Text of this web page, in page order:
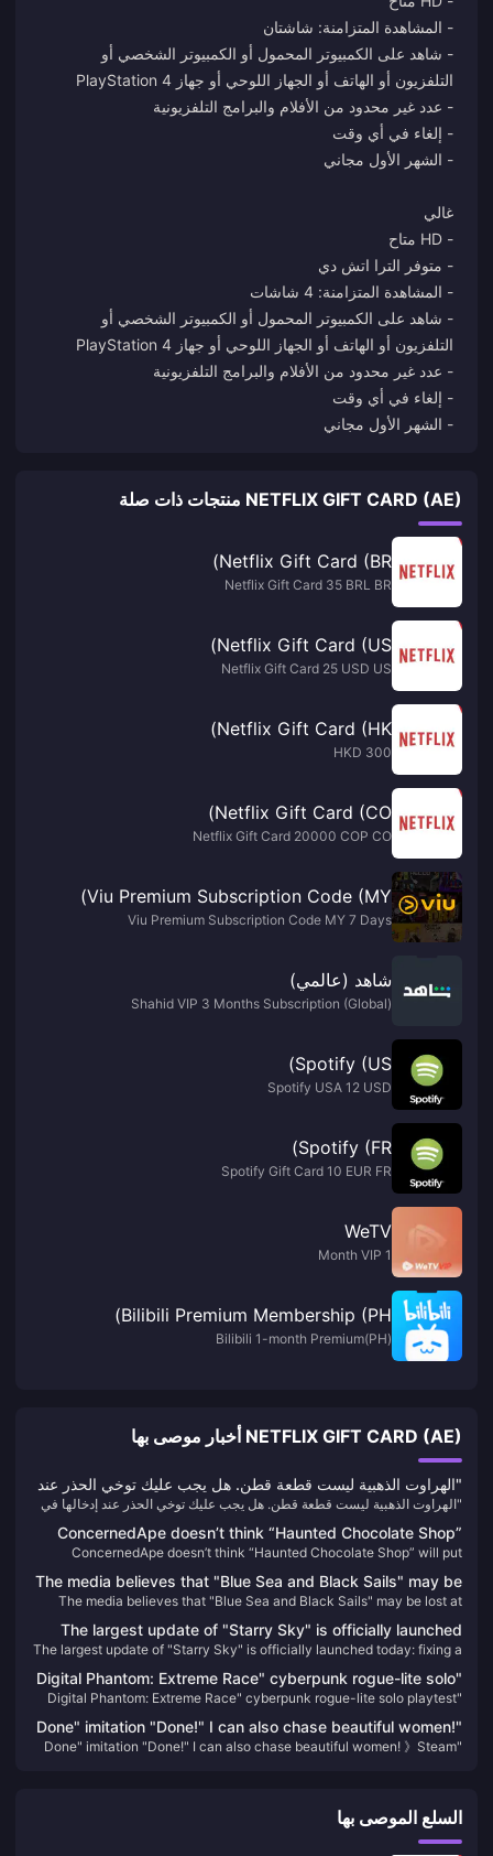
- شاهد على الكمبيوتر المحمول أو الكمبيوتر الشخصي أو
- شاهد على الكمبيوتر المحمول أو الكمبيوتر الشخصي أو
- الشهر الأول مجاني
NETFLIX GIFT CARD (AE) منتجات ذات صلة
Netflix Gift Card (BR)
Netflix Gift Card 35 BRL BR
Netflix Gift Card (US)
Netflix Gift Card 25 USD US
Netflix Gift Card (HK)
300 HKD
Netflix Gift Card (CO)
Netflix Gift Card 20000 COP CO
Viu Premium Subscription Code (MY)
Viu Premium Subscription Code MY 7 Days
شاهد (عالمي)
Shahid VIP 3 Months Subscription (Global)
Spotify (US)
Spotify USA 12 USD
Spotify (FR)
Spotify Gift Card 10 EUR FR
WeTV
1 Month VIP
Bilibili Premium Membership (PH)
Bilibili 1-month Premium(PH)
NETFLIX GIFT CARD (AE) أخبار موصى بها
"الهراوت الذهبية ليست قطعة قطن. هل يجب عليك توخي الحذر عند
إدخالها في أذنيك؟" علق موقع IGN France على المشهد الكلاسيكي
لـ "Black Myth: Wukong" الذي أثار استياء اللاعبين.
"الهراوت الذهبية ليست قطعة قطن. هل يجب عليك توخي الحذر عند إدخالها في
Wukong" الذي أثار استياء اللاعبين.
ConcernedApe doesn’t think “Haunted Chocolate Shop”
will put pressure on itself
ConcernedApe doesn’t think “Haunted Chocolate Shop” will put
The media believes that "Blue Sea and Black Sails" may be
lost at sea, but it will set sail for "Black Flag"
The media believes that "Blue Sea and Black Sails" may be lost at
The largest update of "Starry Sky" is officially launched
today: fixing a large number of issues and improving the
game experience
The largest update of "Starry Sky" is officially launched today: fixing a
"Digital Phantom: Extreme Race" cyberpunk rogue-lite solo
playtest registration opens
"Digital Phantom: Extreme Race" cyberpunk rogue-lite solo playtest
"Done" imitation "Done!" I can also chase beautiful women!
》Steam reviews have mixed reviews
"Done" imitation "Done!" I can also chase beautiful women! 》Steam
السلع الموصى بها